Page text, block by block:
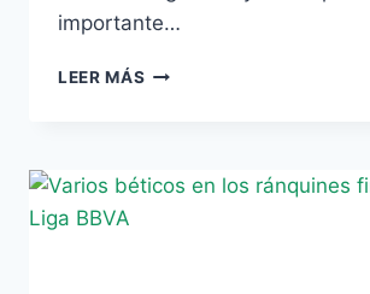
importante…
LEER MÁS JEFFERSON
A
LA